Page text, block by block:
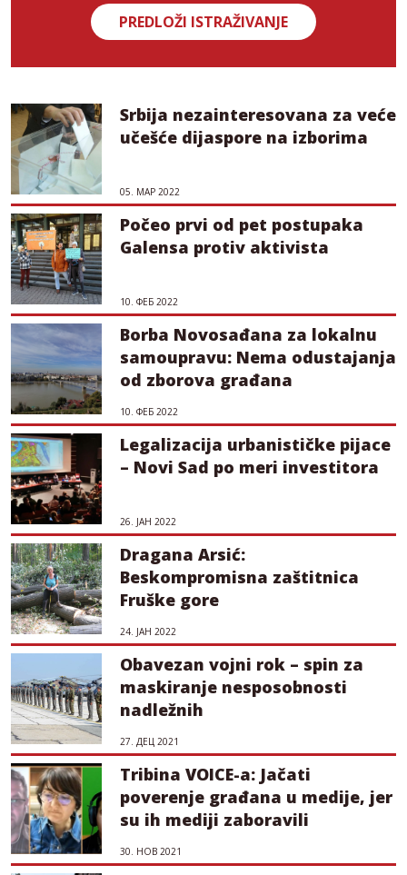
PREDLOŽI ISTRAŽIVANJE
Srbija nezainteresovana za veće
učešće dijaspore na izborima
05. МАР 2022
Počeo prvi od pet postupaka
Galensa protiv aktivista
10. ФЕБ 2022
Borba Novosađana za lokalnu
samoupravu: Nema odustajanja
od zborova građana
10. ФЕБ 2022
Legalizacija urbanističke pijace
– Novi Sad po meri investitora
26. ЈАН 2022
Dragana Arsić:
Beskompromisna zaštitnica
Fruške gore
24. ЈАН 2022
Obavezan vojni rok – spin za
maskiranje nesposobnosti
nadležnih
27. ДЕЦ 2021
Tribina VOICE-a: Jačati
poverenje građana u medije, jer
su ih mediji zaboravili
30. НОВ 2021